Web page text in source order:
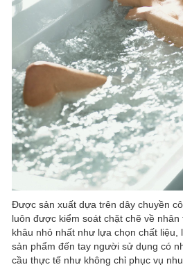
Được sản xuất dựa trên dây chuyền
luôn được kiểm soát chặt chẽ về
khâu nhỏ nhất như lựa chọn chất liệu,
sản phẩm đến tay người sử dụng có
cầu thực tế như không chỉ phục vụ